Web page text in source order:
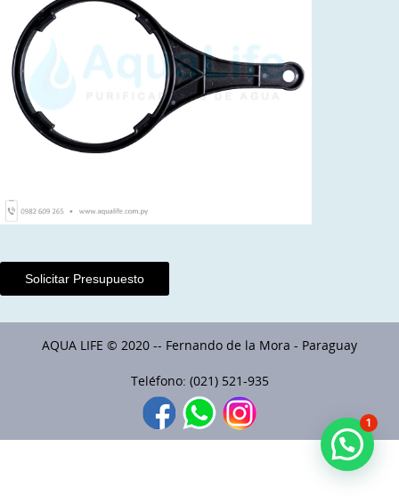
Solicitar Presupuesto
AQUA LIFE © 2020 -- Fernando de la Mora - Paraguay
Teléfono: (021) 521-935
1